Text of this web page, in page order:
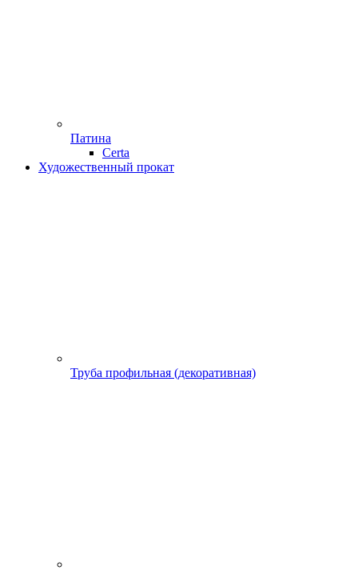
Патина
Certa
Художественный прокат
Труба профильная (декоративная)